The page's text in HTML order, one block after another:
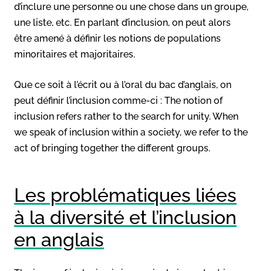
d’inclure une personne ou une chose dans un groupe,
une liste, etc. En parlant d’inclusion, on peut alors
être amené à définir les notions de populations
minoritaires et majoritaires.
Que ce soit à l’écrit ou à l’oral du bac d’anglais, on
peut définir l’inclusion comme-ci : The notion of
inclusion refers rather to the search for unity. When
we speak of inclusion within a society, we refer to the
act of bringing together the different groups.
Les problématiques liées
à la diversité et l’inclusion
en anglais